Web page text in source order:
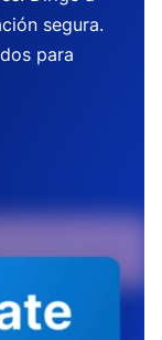
segura.
para